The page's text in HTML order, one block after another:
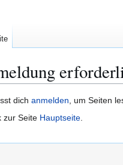
dich anmelden, um Seiten
zur Seite Hauptseite.